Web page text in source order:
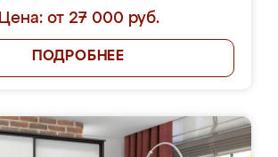
Цена: от 27 000 руб.
ПОДРОБНЕЕ